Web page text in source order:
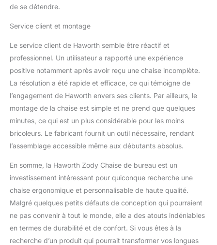
de se détendre.
Service client et montage
Le service client de Haworth semble être réactif et
professionnel. Un utilisateur a rapporté une expérience
positive notamment après avoir reçu une chaise incomplète.
La résolution a été rapide et efficace, ce qui témoigne de
l’engagement de Haworth envers ses clients. Par ailleurs, le
montage de la chaise est simple et ne prend que quelques
minutes, ce qui est un plus considérable pour les moins
bricoleurs. Le fabricant fournit un outil nécessaire, rendant
l’assemblage accessible même aux débutants absolus.
En somme, la Haworth Zody Chaise de bureau est un
investissement intéressant pour quiconque recherche une
chaise ergonomique et personnalisable de haute qualité.
Malgré quelques petits défauts de conception qui pourraient
ne pas convenir à tout le monde, elle a des atouts indéniables
en termes de durabilité et de confort. Si vous êtes à la
recherche d’un produit qui pourrait transformer vos longues